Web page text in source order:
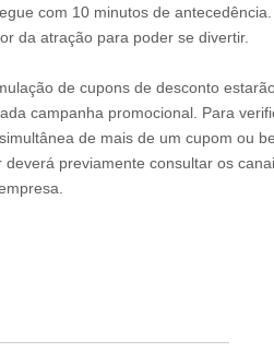
com 10 minutos de
da atração para poder se divertir.
de cupons de desconto
campanha promocional. Para
de mais de um cupom ou
previamente consultar os